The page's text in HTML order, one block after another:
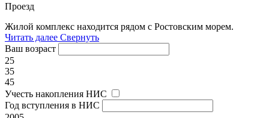
Проезд
Жилой комплекс находится рядом с Ростовским морем.
Читать далее Свернуть
Ваш возраст
25
35
45
Учесть накопления НИС
Год вступления в НИС